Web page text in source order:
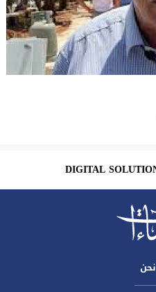
DIGITAL